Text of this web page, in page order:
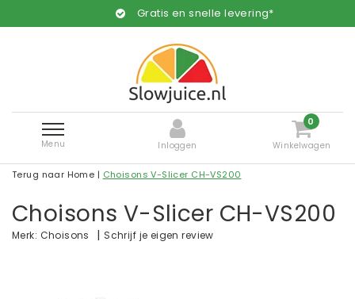
Gratis en snelle levering*
Menu Inloggen
0
Winkelwagen
Terug naar Home | Choisons V-Slicer CH-VS200
Choisons V-Slicer CH-VS200
Merk: Choisons | Schrijf je eigen review